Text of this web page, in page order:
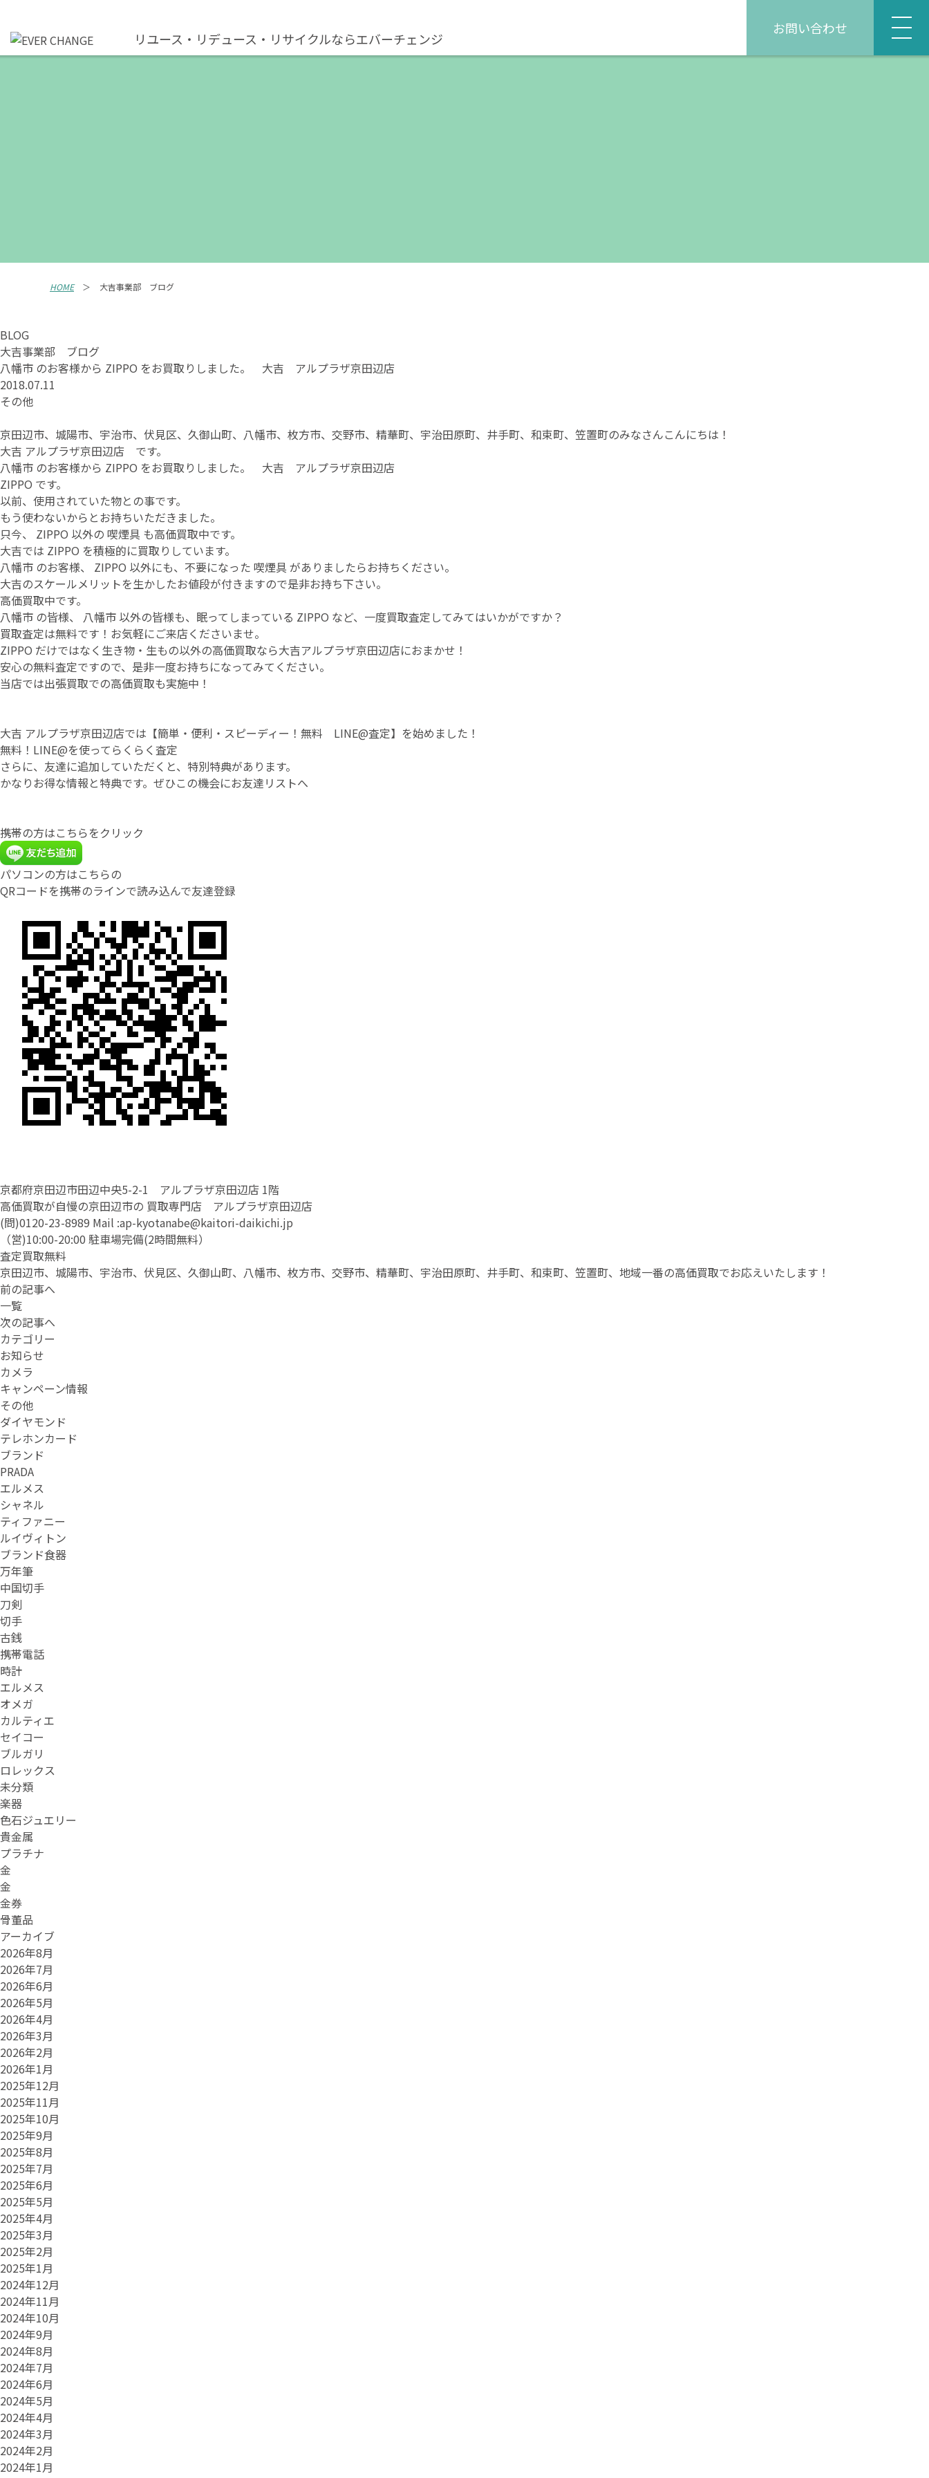
リユース・リデュース・リサイクルならエバーチェンジ
お問い合わせ
HOME 大吉事業部 ブログ
BLOG
大吉事業部 ブログ
八幡市 のお客様から ZIPPO をお買取りしました。 大吉 アルプラザ京田辺店
2018.07.11
その他
京田辺市、城陽市、宇治市、伏見区、久御山町、八幡市、枚方市、交野市、精華町、宇治田原町、井手町、和束町、笠置町のみなさんこんにちは！
大吉 アルプラザ京田辺店 です。
八幡市 のお客様から ZIPPO をお買取りしました。 大吉 アルプラザ京田辺店
ZIPPO です。
以前、使用されていた物との事です。
もう使わないからとお持ちいただきました。
只今、 ZIPPO 以外の 喫煙具 も高価買取中です。
大吉では ZIPPO を積極的に買取りしています。
八幡市 のお客様、 ZIPPO 以外にも、不要になった 喫煙具 がありましたらお持ちください。
大吉のスケールメリットを生かしたお値段が付きますので是非お持ち下さい。
高価買取中です。
八幡市 の皆様、 八幡市 以外の皆様も、眠ってしまっている ZIPPO など、一度買取査定してみてはいかがですか？
買取査定は無料です！お気軽にご来店くださいませ。
ZIPPO だけではなく生き物・生もの以外の高価買取なら大吉アルプラザ京田辺店におまかせ！
安心の無料査定ですので、是非一度お持ちになってみてください。
当店では出張買取での高価買取も実施中！
大吉 アルプラザ京田辺店では【簡単・便利・スピーディー！無料 LINE@査定】を始めました！
無料！LINE@を使ってらくらく査定
さらに、友達に追加していただくと、特別特典があります。
かなりお得な情報と特典です。ぜひこの機会にお友達リストへ
携帯の方はこちらをクリック
パソコンの方はこちらの
QRコードを携帯のラインで読み込んで友達登録
京都府京田辺市田辺中央5-2-1 アルプラザ京田辺店 1階
高価買取が自慢の京田辺市の 買取専門店 アルプラザ京田辺店
(問)0120-23-8989 Mail :ap-kyotanabe@kaitori-daikichi.jp
（営)10:00-20:00 駐車場完備(2時間無料）
査定買取無料
京田辺市、城陽市、宇治市、伏見区、久御山町、八幡市、枚方市、交野市、精華町、宇治田原町、井手町、和束町、笠置町、地域一番の高価買取でお応えいたします！
前の記事へ
一覧
次の記事へ
カテゴリー
お知らせ
カメラ
キャンペーン情報
その他
ダイヤモンド
テレホンカード
ブランド
PRADA
エルメス
シャネル
ティファニー
ルイヴィトン
ブランド食器
万年筆
中国切手
刀剣
切手
古銭
携帯電話
時計
エルメス
オメガ
カルティエ
セイコー
ブルガリ
ロレックス
未分類
楽器
色石ジュエリー
貴金属
プラチナ
金
金
金券
骨董品
アーカイブ
2026年8月
2026年7月
2026年6月
2026年5月
2026年4月
2026年3月
2026年2月
2026年1月
2025年12月
2025年11月
2025年10月
2025年9月
2025年8月
2025年7月
2025年6月
2025年5月
2025年4月
2025年3月
2025年2月
2025年1月
2024年12月
2024年11月
2024年10月
2024年9月
2024年8月
2024年7月
2024年6月
2024年5月
2024年4月
2024年3月
2024年2月
2024年1月